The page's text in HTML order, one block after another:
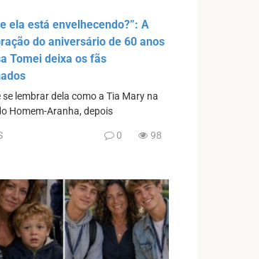
ela está envelhecendo?”: A
do aniversário de 60 anos
Tomei deixa os fãs
se lembrar dela como a Tia Mary na
Homem-Aranha, depois
0 98